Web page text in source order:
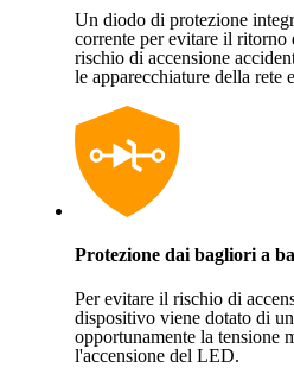
Un diodo di protezione
corrente per evitare il
rischio di accensione
le apparecchiature della rete
Protezione dai bagliori a
Per evitare il rischio di
dispositivo viene dotato di
opportunamente la tensione
l'accensione del LED.